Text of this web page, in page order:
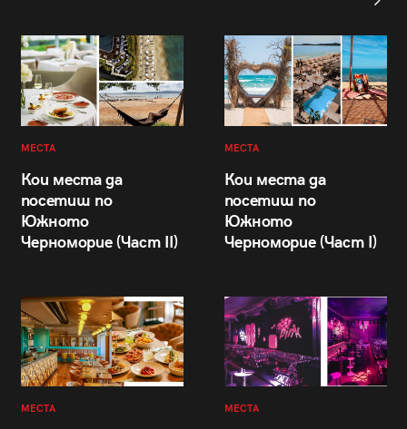
МЕСТА
Кои места да
посетиш по
Южното
Черноморие (Част II)
МЕСТА
Кои места да
посетиш по
Южното
Черноморие (Част I)
МЕСТА МЕСТА